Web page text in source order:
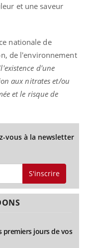
et une saveur
nationale de
de l'environnement
d'une
aux nitrates et/ou
et le risque de
vous à la newsletter
S'inscrire
jours de vos